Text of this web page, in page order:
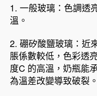
1. 一般玻璃：色調
溫。
2. 硼矽酸鹽玻璃：近
脹係數較低，色彩透
度C 的高溫，奶瓶能
為溫差改變導致破裂。